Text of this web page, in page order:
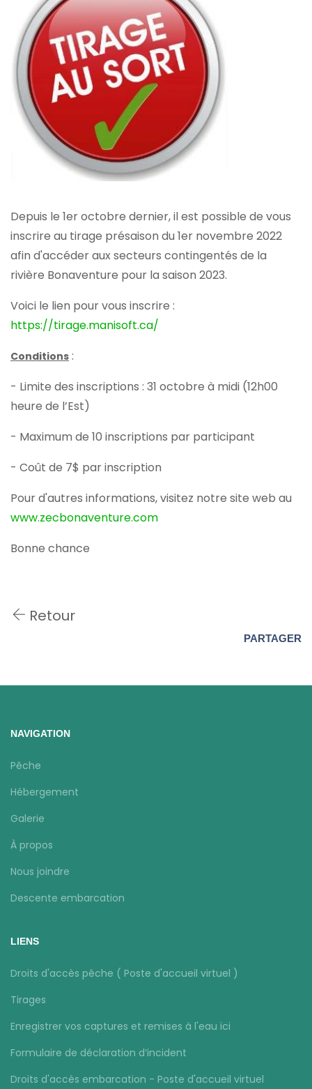
Depuis le 1er octobre dernier, il est possible de vous
inscrire au tirage présaison du 1er novembre 2022
afin d'accéder aux secteurs contingentés de la
rivière Bonaventure pour la saison 2023.
Voici le lien pour vous inscrire :
https://tirage.manisoft.ca/
Conditions :
- Limite des inscriptions : 31 octobre à midi (12h00
heure de l’Est)
- Maximum de 10 inscriptions par participant
- Coût de 7$ par inscription
Pour d'autres informations, visitez notre site web au
www.zecbonaventure.com
Bonne chance
Retour
PARTAGER
NAVIGATION
Pêche
Hébergement
Galerie
À propos
Nous joindre
Descente embarcation
LIENS
Droits d'accès pêche ( Poste d'accueil virtuel )
Tirages
Enregistrer vos captures et remises à l'eau ici
Formulaire de déclaration d’incident
Droits d'accès embarcation - Poste d'accueil virtuel